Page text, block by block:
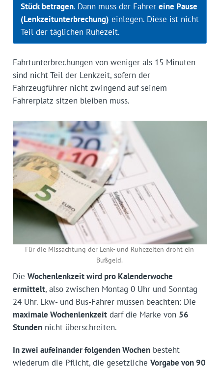
Stück betragen. Dann muss der Fahrer eine Pause
(Lenkzeitunterbrechung) einlegen. Diese ist nicht
Teil der täglichen Ruhezeit.
Fahrtunterbrechungen von weniger als 15 Minuten
sind nicht Teil der Lenkzeit, sofern der
Fahrzeugführer nicht zwingend auf seinem
Fahrerplatz sitzen bleiben muss.
Für die Missachtung der Lenk- und Ruhezeiten droht ein
Bußgeld.
Die Wochenlenkzeit wird pro Kalenderwoche
ermittelt, also zwischen Montag 0 Uhr und Sonntag
24 Uhr. Lkw- und Bus-Fahrer müssen beachten: Die
maximale Wochenlenkzeitdarf die Marke von 56
Stundennicht überschreiten.
In zwei aufeinander folgenden Wochenbesteht
wiederum die Pflicht, die gesetzliche Vorgabe von 90